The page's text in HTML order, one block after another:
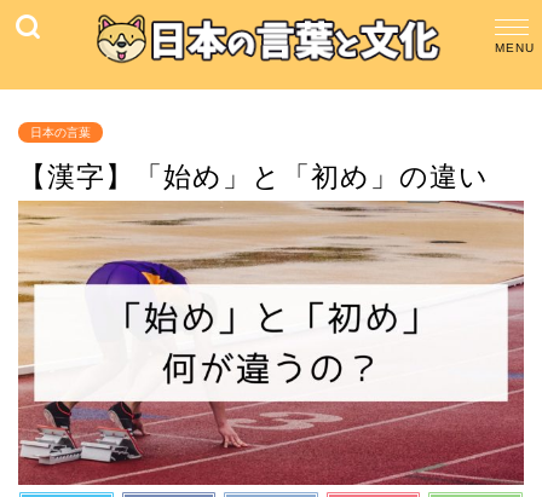
日本の言葉
【漢字】「始め」と「初め」の違い